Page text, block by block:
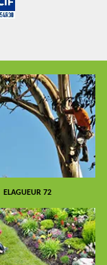
ELAGUEUR 72